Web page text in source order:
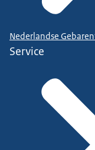
Nederlandse
Service